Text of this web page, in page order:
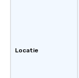
Locatie